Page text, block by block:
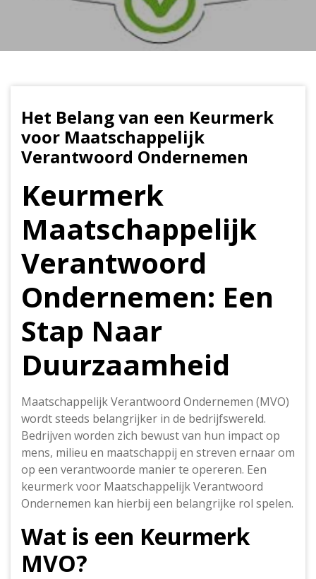
Het Belang van een Keurmerk
voor Maatschappelijk
Verantwoord Ondernemen
Keurmerk
Maatschappelijk
Verantwoord
Ondernemen: Een
Stap Naar
Duurzaamheid
Maatschappelijk Verantwoord Ondernemen (MVO)
wordt steeds belangrijker in de bedrijfswereld.
Bedrijven worden zich bewust van hun impact op
mens, milieu en maatschappij en streven ernaar om
op een verantwoorde manier te opereren. Een
keurmerk voor Maatschappelijk Verantwoord
Ondernemen kan hierbij een belangrijke rol spelen.
Wat is een Keurmerk
MVO?